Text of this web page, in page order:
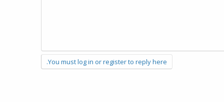
You must log in or register to reply here.